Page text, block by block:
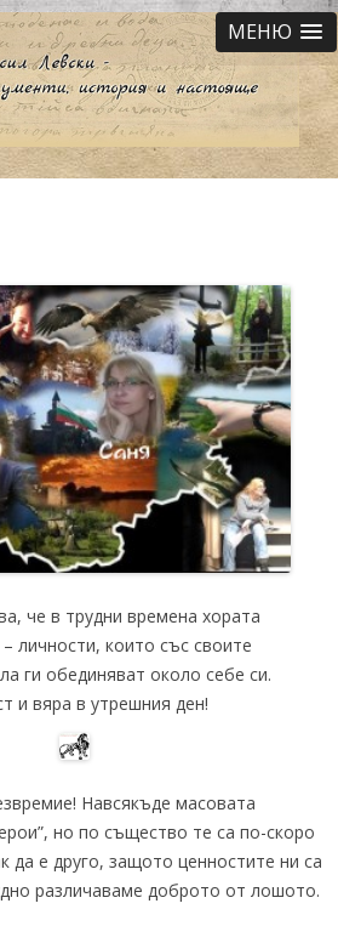
МЕНЮ
че в трудни времена хората
личности, които със своите
ги обединяват около себе си.
и вяра в утрешния ден!
Навсякъде масовата
но по същество те са по-скоро
да е друго, защото ценностите ни са
различаваме доброто от лошото.